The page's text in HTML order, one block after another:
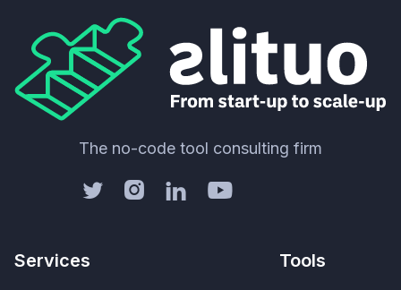
The no-code tool consulting firm
   
Services Tools